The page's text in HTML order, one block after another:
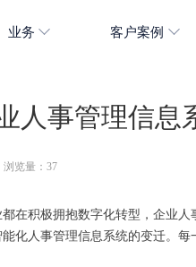
业务 客户案例
人事管理信息
在积极拥抱数字化转型，企业
化人事管理信息系统的变迁。
浏览量： 37